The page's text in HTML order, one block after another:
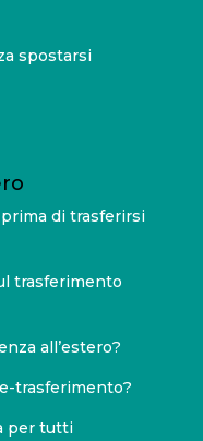
spostarsi
di trasferirsi
trasferimento
all’estero?
trasferimento?
per tutti